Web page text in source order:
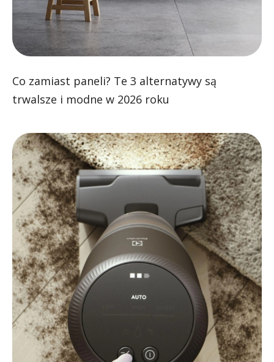
Co zamiast paneli? Te 3 alternatywy są
trwalsze i modne w 2026 roku